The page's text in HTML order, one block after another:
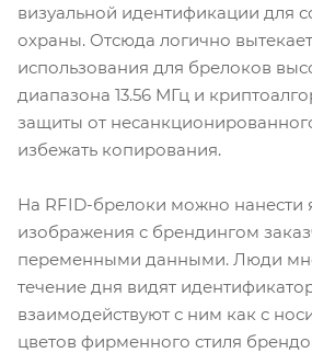
визуальной идентификации для
охраны. Отсюда логично
использования для брелоков
диапазона 13.56 МГц и
защиты от
избежать копирования.
На RFID-брелоки можно нанести
изображения с брендингом
переменными данными. Люди
течение дня видят
взаимодействуют с ним как с
цветов фирменного стиля